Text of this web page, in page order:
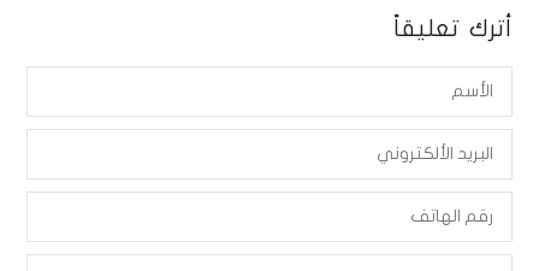
أترك تعليقاً